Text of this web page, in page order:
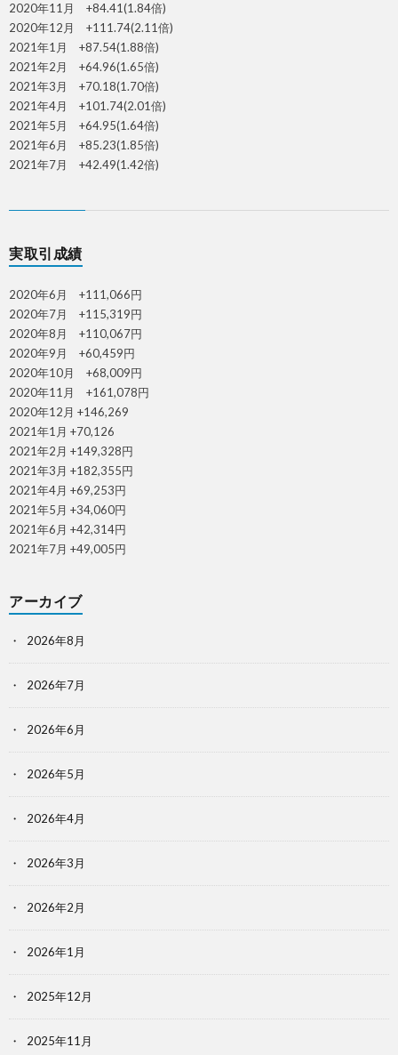
2020年11月 +84.41(1.84倍)
2020年12月 +111.74(2.11倍)
2021年1月 +87.54(1.88倍)
2021年2月 +64.96(1.65倍)
2021年3月 +70.18(1.70倍)
2021年4月 +101.74(2.01倍)
2021年5月 +64.95(1.64倍)
2021年6月 +85.23(1.85倍)
2021年7月 +42.49(1.42倍)
実取引成績
2020年6月 +111,066円
2020年7月 +115,319円
2020年8月 +110,067円
2020年9月 +60,459円
2020年10月 +68,009円
2020年11月 +161,078円
2020年12月 +146,269
2021年1月 +70,126
2021年2月 +149,328円
2021年3月 +182,355円
2021年4月 +69,253円
2021年5月 +34,060円
2021年6月 +42,314円
2021年7月 +49,005円
アーカイブ
2026年8月
2026年7月
2026年6月
2026年5月
2026年4月
2026年3月
2026年2月
2026年1月
2025年12月
2025年11月